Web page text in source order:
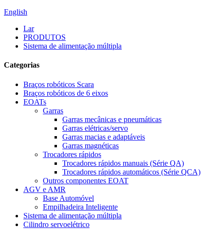
English
Lar
PRODUTOS
Sistema de alimentação múltipla
Categorias
Braços robóticos Scara
Braços robóticos de 6 eixos
EOATs
Garras
Garras mecânicas e pneumáticas
Garras elétricas/servo
Garras macias e adaptáveis
Garras magnéticas
Trocadores rápidos
Trocadores rápidos manuais (Série QA)
Trocadores rápidos automáticos (Série QCA)
Outros componentes EOAT
AGV e AMR
Base Automóvel
Empilhadeira Inteligente
Sistema de alimentação múltipla
Cilindro servoelétrico